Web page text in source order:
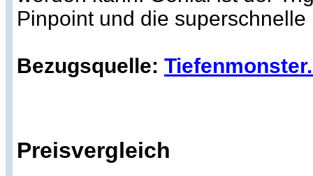
Pinpoint und die
Bezugsquelle:
Preisvergleich